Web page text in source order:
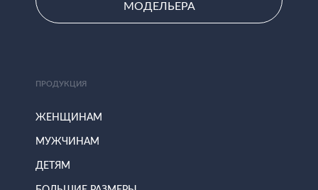
МОДЕЛЬЕРА
ПРОДУКЦИЯ
ЖЕНЩИНАМ
МУЖЧИНАМ
ДЕТЯМ